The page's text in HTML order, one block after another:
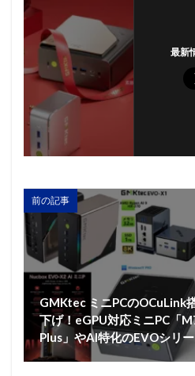
最新
前の記事
GMKtec ミニPCのOCuLink
下げ！eGPU対応ミニPC「
Plus」やAI特化のEVOシリ